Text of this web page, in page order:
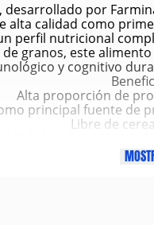
por
alta calidad como
perfil nutricional
granos, este
y cognitivo
Alta proporción de
principal fuente de
Libre de
Con granada y
vitaminas y